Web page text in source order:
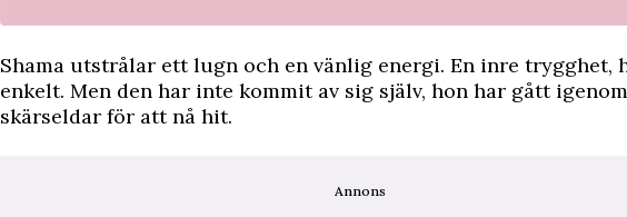
Shama utstrålar ett lugn och en vänlig energi. En inre trygghet,
enkelt. Men den har inte kommit av sig själv, hon har gått igenom
skärseldar för att nå hit.
Annons